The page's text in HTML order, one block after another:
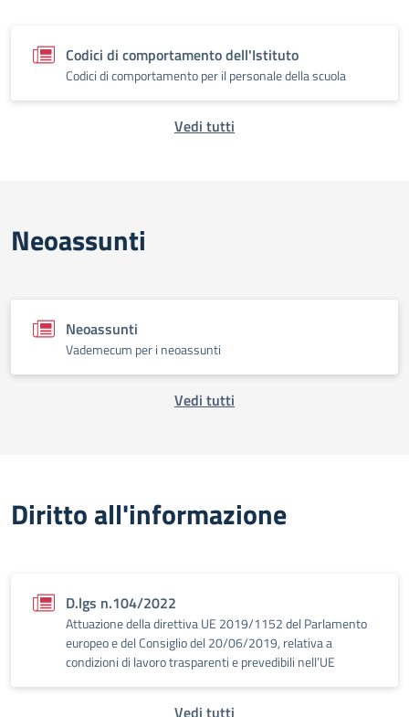
Codici di comportamento dell'Istituto
Codici di comportamento per il personale della scuola
Vedi tutti
Neoassunti
Neoassunti
Vademecum per i neoassunti
Vedi tutti
Diritto all'informazione
D.lgs n.104/2022
Attuazione della direttiva UE 2019/1152 del Parlamento
europeo e del Consiglio del 20/06/2019, relativa a
condizioni di lavoro trasparenti e prevedibili nell’UE
Vedi tutti